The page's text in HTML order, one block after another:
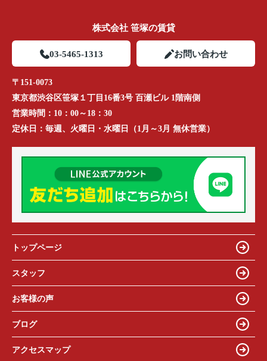
株式会社 笹塚の賃貸
03-5465-1313 お問い合わせ
〒151-0073
東京都渋谷区笹塚１丁目16番3号 百瀬ビル 1階南側
営業時間： 10：00～18：30
定休日： 毎週、火曜日・水曜日（1月～3月 無休営業）
トップページ
スタッフ
お客様の声
ブログ
アクセスマップ